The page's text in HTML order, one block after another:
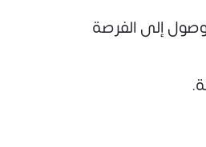
إلى الفرصة